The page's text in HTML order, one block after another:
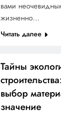
вами
жизненно…
Читать далее
Тайны
выбор
значение